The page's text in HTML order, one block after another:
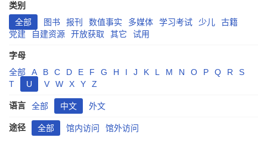
类别
全部
图书 报刊 数值事实 多媒体 学习考试 少儿
古籍
党建
自建资源 开放获取 其它 试用
字母
全部
A B C D E F G H I J K L M N O P Q R
S
T
U V W X Y Z
语言 全部 中文 外文
途径 全部 馆内访问 馆外访问